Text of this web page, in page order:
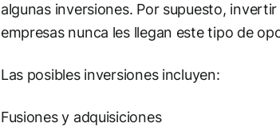
algunas inversiones. Por supuesto,
empresas nunca les llegan este tipo de
Las posibles inversiones incluyen:
Fusiones y adquisiciones